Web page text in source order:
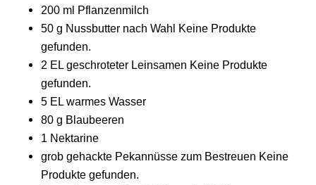
200 ml Pflanzenmilch
50 g Nussbutter nach Wahl Keine Produkte
gefunden.
2 EL geschroteter Leinsamen Keine Produkte
gefunden.
5 EL warmes Wasser
80 g Blaubeeren
1 Nektarine
grob gehackte Pekannüsse zum Bestreuen Keine
Produkte gefunden.